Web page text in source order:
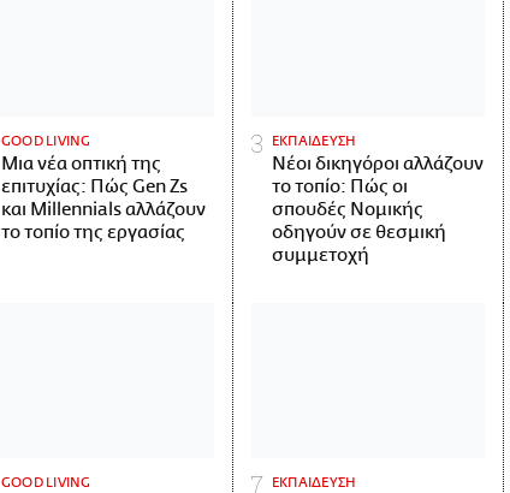
GOOD LIVING
Μια νέα οπτική της
επιτυχίας: Πώς Gen Zs
και Millennials αλλάζουν
το τοπίο της εργασίας
ΕΚΠΑΙΔΕΥΣΗ
Νέοι δικηγόροι αλλάζουν
το τοπίο: Πώς οι
σπουδές Νομικής
οδηγούν σε θεσμική
συμμετοχή
GOOD LIVING ΕΚΠΑΙΔΕΥΣΗ